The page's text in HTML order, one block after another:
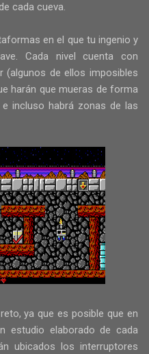
cada cueva.
en el que tu ingenio y
Cada nivel cuenta con
(algunos de ellos imposibles
harán que mueras de forma
incluso habrá zonas de las
ya que es posible que en
estudio elaborado de cada
ubicados los interruptores